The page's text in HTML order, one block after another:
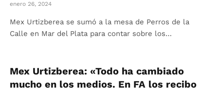
enero 26, 2024
Mex Urtizberea se sumó a la mesa de Perros de la
Calle en Mar del Plata para contar sobre los…
Mex Urtizberea: «Todo ha cambiado
mucho en los medios. En FA los recibo